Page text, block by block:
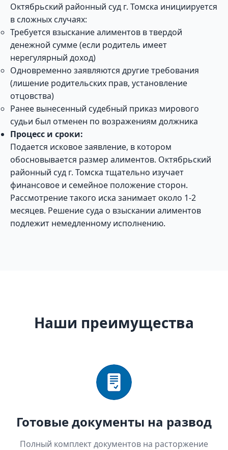
Октябрьский районный суд г. Томска инициируется
в сложных случаях:
Требуется взыскание алиментов в твердой
денежной сумме (если родитель имеет
нерегулярный доход)
Одновременно заявляются другие требования
(лишение родительских прав, установление
отцовства)
Ранее вынесенный судебный приказ мирового
судьи был отменен по возражениям должника
Процесс и сроки:
Подается исковое заявление, в котором
обосновывается размер алиментов. Октябрьский
районный суд г. Томска тщательно изучает
финансовое и семейное положение сторон.
Рассмотрение такого иска занимает около 1-2
месяцев. Решение суда о взыскании алиментов
подлежит немедленному исполнению.
Наши преимущества
Готовые документы на развод
Полный комплект документов на расторжение